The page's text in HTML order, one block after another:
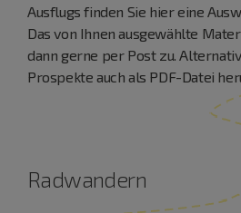
Ausflugs finden Sie hier eine
Das von Ihnen ausgewählte
dann gerne per Post zu.
Prospekte auch als PDF-Datei
Radwandern